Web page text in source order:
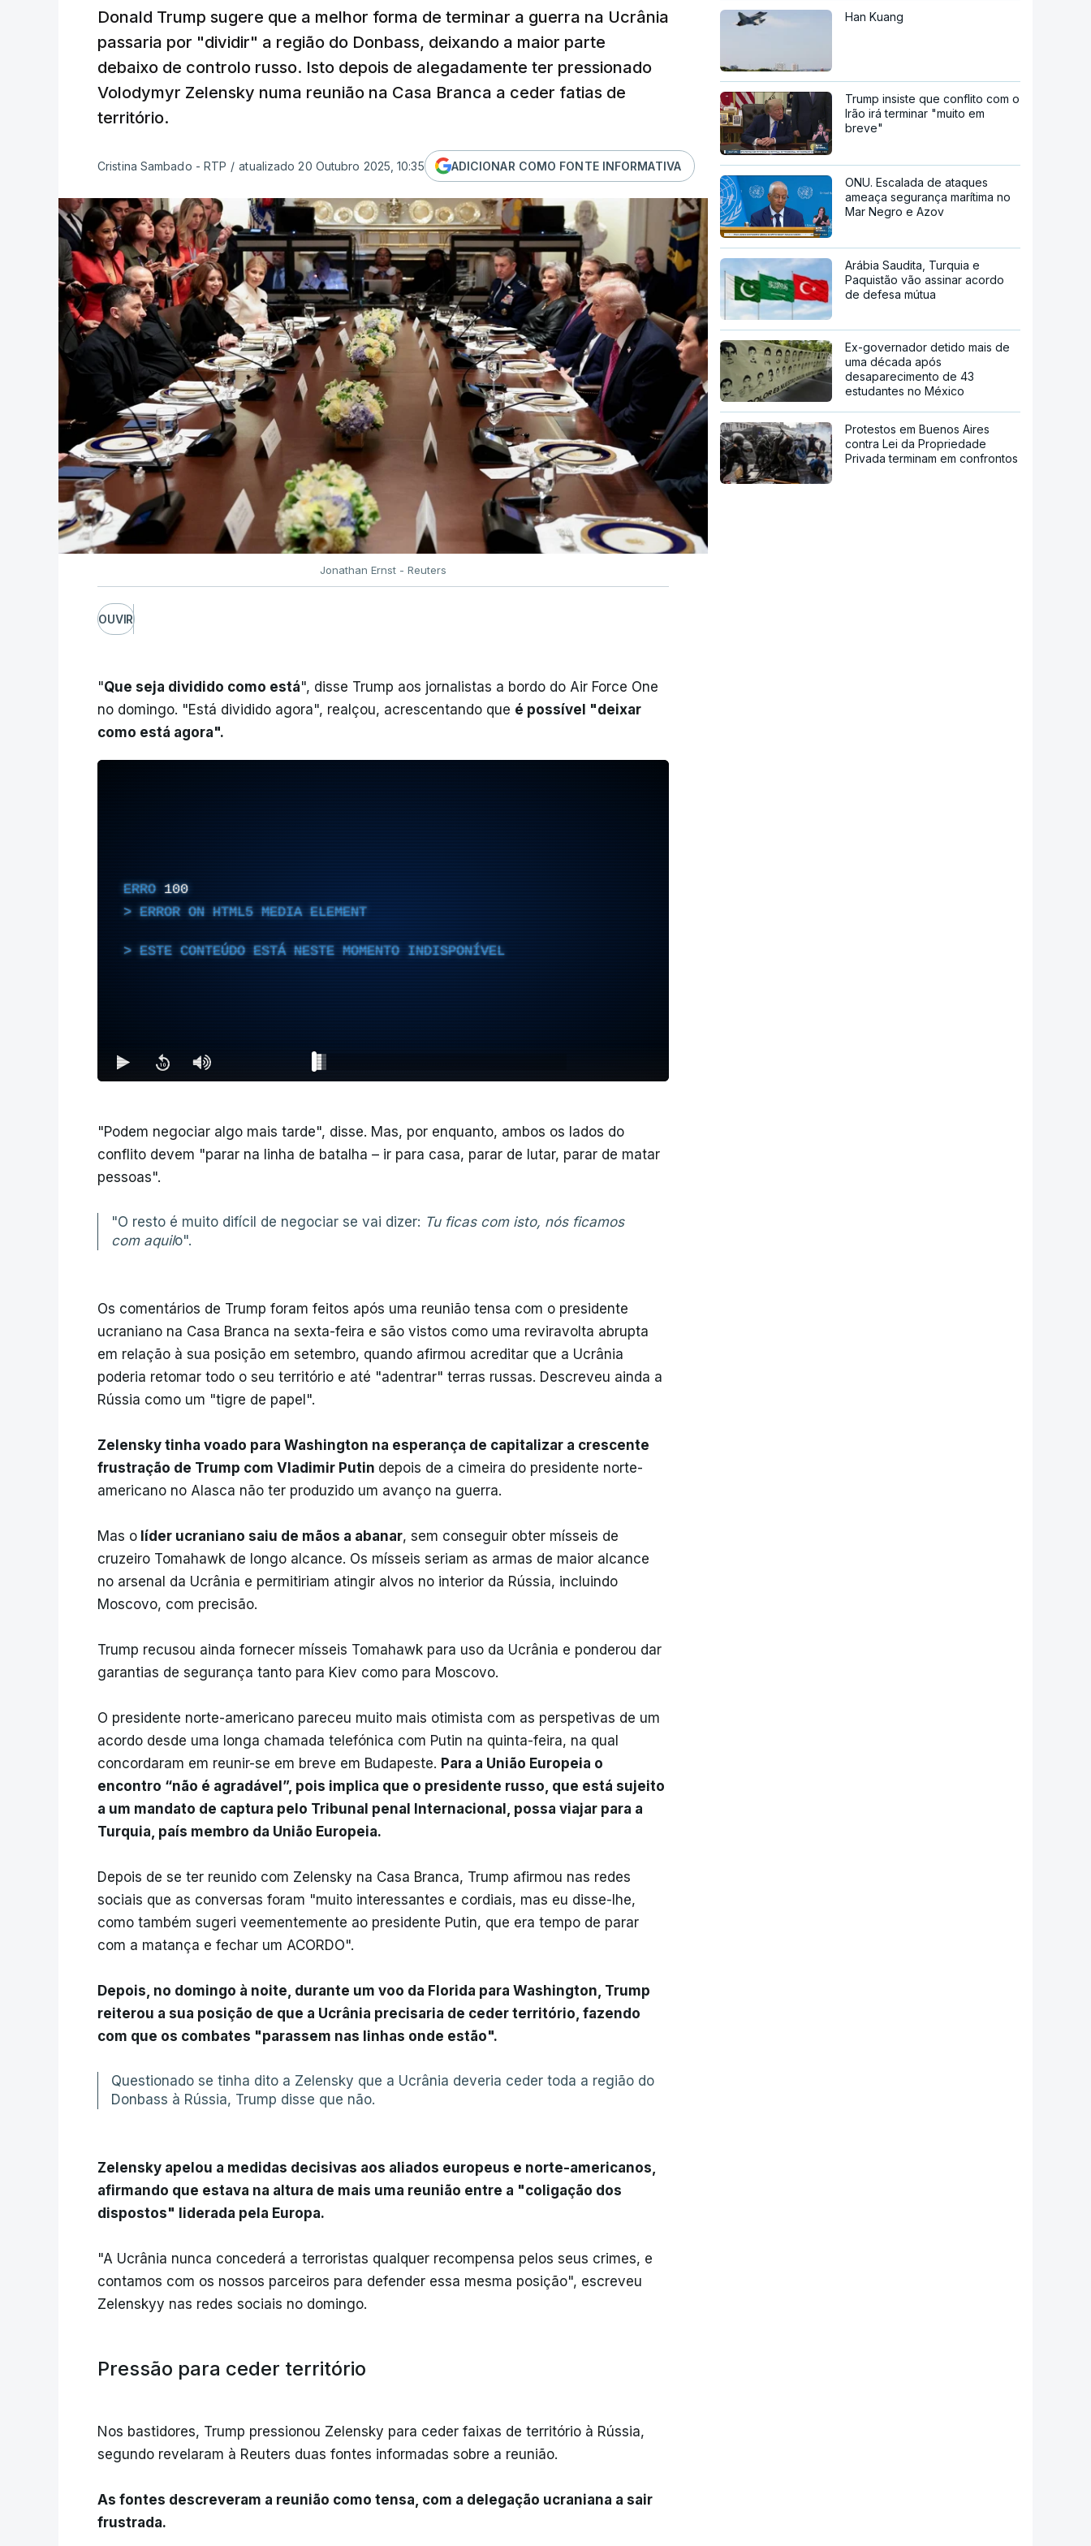
Donald Trump sugere que a melhor forma de terminar a guerra na Ucrânia
passaria por "dividir" a região do Donbass, deixando a maior parte
debaixo de controlo russo. Isto depois de alegadamente ter pressionado
Volodymyr Zelensky numa reunião na Casa Branca a ceder fatias de
território.
Cristina Sambado - RTP / atualizado 20 Outubro 2025, 10:35 ADICIONAR COMO FONTE INFORMATIVA
Jonathan Ernst - Reuters
OUVIR
"Que seja dividido como está", disse Trump aos jornalistas a bordo do Air Force One
no domingo. "Está dividido agora", realçou, acrescentando que é possível "deixar
como está agora".
ERRO 100
ERROR ON HTML5 MEDIA ELEMENT
ESTE CONTEÚDO ESTÁ NESTE MOMENTO INDISPONÍVEL
"Podem negociar algo mais tarde", disse. Mas, por enquanto, ambos os lados do
conflito devem "parar na linha de batalha – ir para casa, parar de lutar, parar de matar
pessoas".
"O resto é muito difícil de negociar se vai dizer: Tu ficas com isto, nós ficamos
com aquilo".
Os comentários de Trump foram feitos após uma reunião tensa com o presidente
ucraniano na Casa Branca na sexta-feira e são vistos como uma reviravolta abrupta
em relação à sua posição em setembro, quando afirmou acreditar que a Ucrânia
poderia retomar todo o seu território e até "adentrar" terras russas. Descreveu ainda a
Rússia como um "tigre de papel".
Zelensky tinha voado para Washington na esperança de capitalizar a crescente
frustração de Trump com Vladimir Putin depois de a cimeira do presidente norte-
americano no Alasca não ter produzido um avanço na guerra.
Mas o líder ucraniano saiu de mãos a abanar, sem conseguir obter mísseis de
cruzeiro Tomahawk de longo alcance. Os mísseis seriam as armas de maior alcance
no arsenal da Ucrânia e permitiriam atingir alvos no interior da Rússia, incluindo
Moscovo, com precisão.
Trump recusou ainda fornecer mísseis Tomahawk para uso da Ucrânia e ponderou dar
garantias de segurança tanto para Kiev como para Moscovo.
O presidente norte-americano pareceu muito mais otimista com as perspetivas de um
acordo desde uma longa chamada telefónica com Putin na quinta-feira, na qual
concordaram em reunir-se em breve em Budapeste. Para a União Europeia o
encontro “não é agradável”, pois implica que o presidente russo, que está sujeito
a um mandato de captura pelo Tribunal penal Internacional, possa viajar para a
Turquia, país membro da União Europeia.
Depois de se ter reunido com Zelensky na Casa Branca, Trump afirmou nas redes
sociais que as conversas foram "muito interessantes e cordiais, mas eu disse-lhe,
como também sugeri veementemente ao presidente Putin, que era tempo de parar
com a matança e fechar um ACORDO".
Depois, no domingo à noite, durante um voo da Florida para Washington, Trump
reiterou a sua posição de que a Ucrânia precisaria de ceder território, fazendo
com que os combates "parassem nas linhas onde estão".
Questionado se tinha dito a Zelensky que a Ucrânia deveria ceder toda a região do
Donbass à Rússia, Trump disse que não.
Zelensky apelou a medidas decisivas aos aliados europeus e norte-americanos,
afirmando que estava na altura de mais uma reunião entre a "coligação dos
dispostos" liderada pela Europa.
"A Ucrânia nunca concederá a terroristas qualquer recompensa pelos seus crimes, e
contamos com os nossos parceiros para defender essa mesma posição", escreveu
Zelenskyy nas redes sociais no domingo.
Pressão para ceder território
Nos bastidores, Trump pressionou Zelensky para ceder faixas de território à Rússia,
segundo revelaram à Reuters duas fontes informadas sobre a reunião.
As fontes descreveram a reunião como tensa, com a delegação ucraniana a sair
frustrada.
Han Kuang
Trump insiste que conflito com o
Irão irá terminar "muito em
breve"
ONU. Escalada de ataques
ameaça segurança marítima no
Mar Negro e Azov
Arábia Saudita, Turquia e
Paquistão vão assinar acordo
de defesa mútua
Ex-governador detido mais de
uma década após
desaparecimento de 43
estudantes no México
Protestos em Buenos Aires
contra Lei da Propriedade
Privada terminam em confrontos